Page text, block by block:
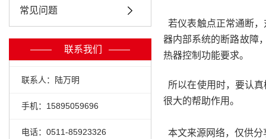
常见问题
联系我们
联系人：陆万明
手机：15895059696
电话：0511-85923326
若仪表触点正常通断
器内部系统的断路故障
热器控制功能要求。
所以在使用时，要认
很大的帮助作用。
本文来源网络，仅供